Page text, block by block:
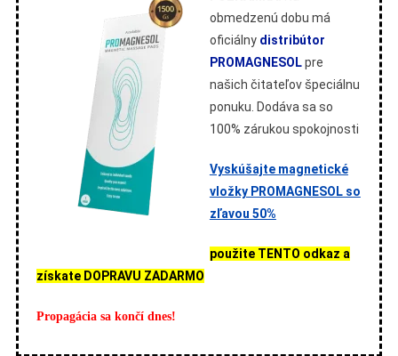
obmedzenú dobu má
oficiálny distribútor
PROMAGNESOLpre
našich čitateľov špeciálnu
ponuku. Dodáva sa so
100% zárukou spokojnosti
Vyskúšajte magnetické
vložky PROMAGNESOL so
zľavou 50%
použite TENTO odkaz a
získate DOPRAVU ZADARMO
Propagácia sa končí dnes!